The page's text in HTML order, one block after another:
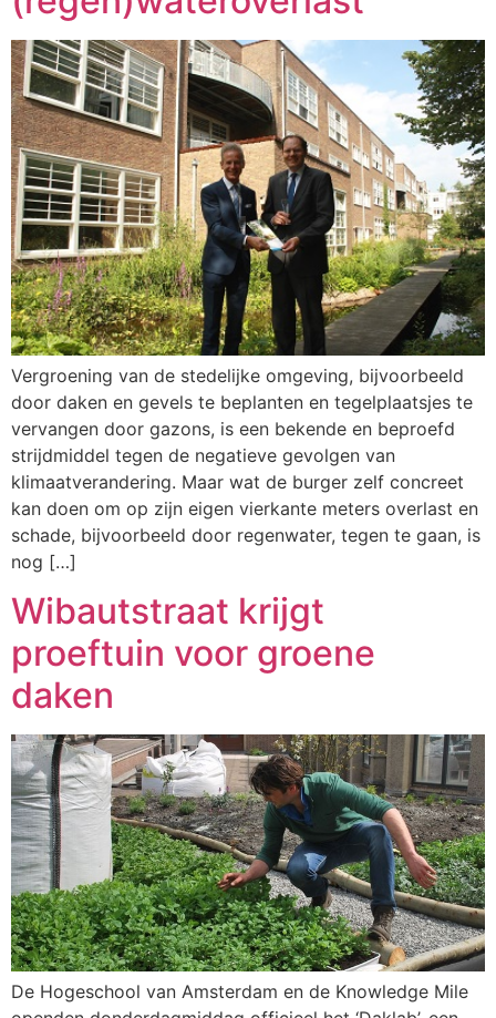
Vergroening van de stedelijke omgeving, bijvoorbeeld
door daken en gevels te beplanten en tegelplaatsjes te
vervangen door gazons, is een bekende en beproefd
strijdmiddel tegen de negatieve gevolgen van
klimaatverandering. Maar wat de burger zelf concreet
kan doen om op zijn eigen vierkante meters overlast en
schade, bijvoorbeeld door regenwater, tegen te gaan, is
nog […]
Wibautstraat krijgt
proeftuin voor groene
daken
De Hogeschool van Amsterdam en de Knowledge Mile